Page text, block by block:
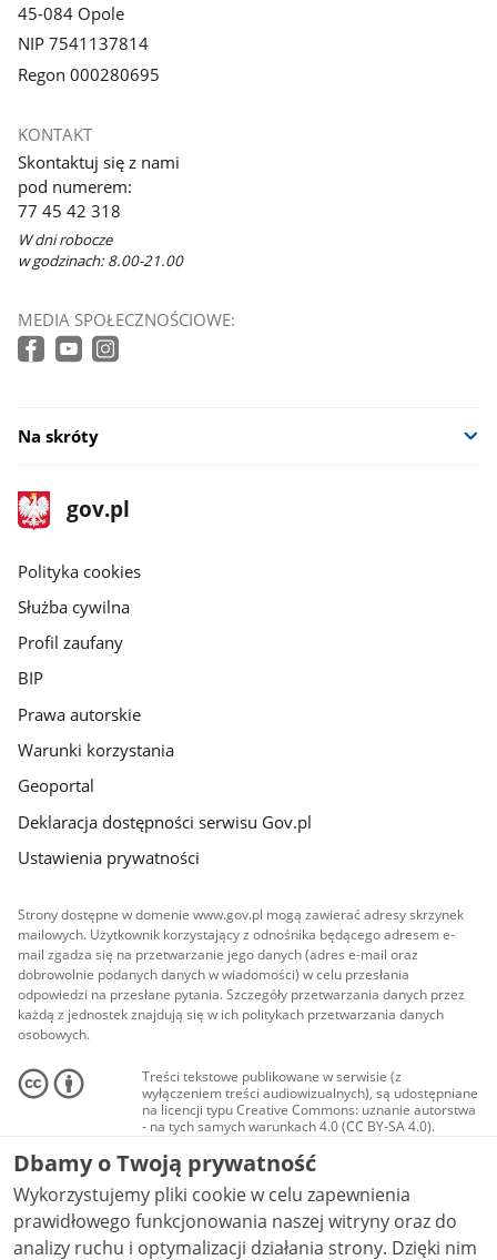
45-084 Opole
NIP 7541137814
Regon 000280695
KONTAKT
Skontaktuj się z nami
pod numerem:
77 45 42 318
W dni robocze
w godzinach: 8.00-21.00
MEDIA SPOŁECZNOŚCIOWE:
Na skróty
stopka
gov.pl
Strona
gov.pl
gov.pl
Polityka cookies
Służba cywilna
Profil zaufany
BIP
Prawa autorskie
Warunki korzystania
Geoportal
Deklaracja dostępności serwisu Gov.pl
Ustawienia prywatności
Strony dostępne w domenie www.gov.pl mogą zawierać adresy skrzynek
mailowych. Użytkownik korzystający z odnośnika będącego adresem e-
mail zgadza się na przetwarzanie jego danych (adres e-mail oraz
dobrowolnie podanych danych w wiadomości) w celu przesłania
odpowiedzi na przesłane pytania. Szczegóły przetwarzania danych przez
każdą z jednostek znajdują się w ich politykach przetwarzania danych
osobowych.
Treści tekstowe publikowane w serwisie (z
wyłączeniem treści audiowizualnych), są udostępniane
na licencji typu Creative Commons: uznanie autorstwa
- na tych samych warunkach 4.0 (CC BY-SA 4.0).
Materiały audiowizualne, w tym zdjęcia, materiały
audio i wideo, są udostępniane na licencji typu
Creative Commons: uznanie autorstwa użycie
niekomercyjne - bez utworów zależnych 4.0 (CC BY-
NC-ND 4.0), o ile nie jest to stwierdzone inaczej.
Dbamy o Twoją prywatność
Wykorzystujemy pliki cookie w celu zapewnienia
prawidłowego funkcjonowania naszej witryny oraz do
analizy ruchu i optymalizacji działania strony. Dzięki nim